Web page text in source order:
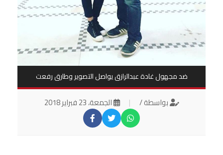
ضد مجهول غادة عبدالرازق يواصل التصوير وطارق رفعت
بواسطة / | الجمعة، 23 فبراير 2018